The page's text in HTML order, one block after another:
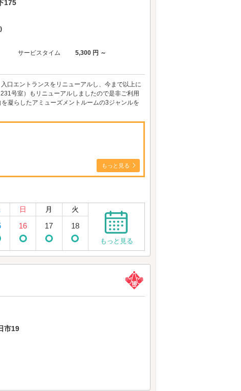
175
サービスタイム
5,300 円 ～
口エントランスをリニューアルし、今まで以上に
号室）もリニューアルしましたので是非ご利用
凝らしたアミューズメントルームの3ジャンルを
もっと見る
日 月 火
16 17 18
もっと見る
市19